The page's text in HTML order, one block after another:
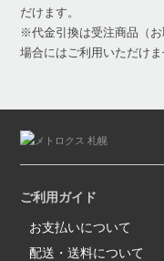
だけます。
※代金引換は受注商品（
場合にはご利用いただけま
ご利用ガイド
お支払いについて
配送・送料について